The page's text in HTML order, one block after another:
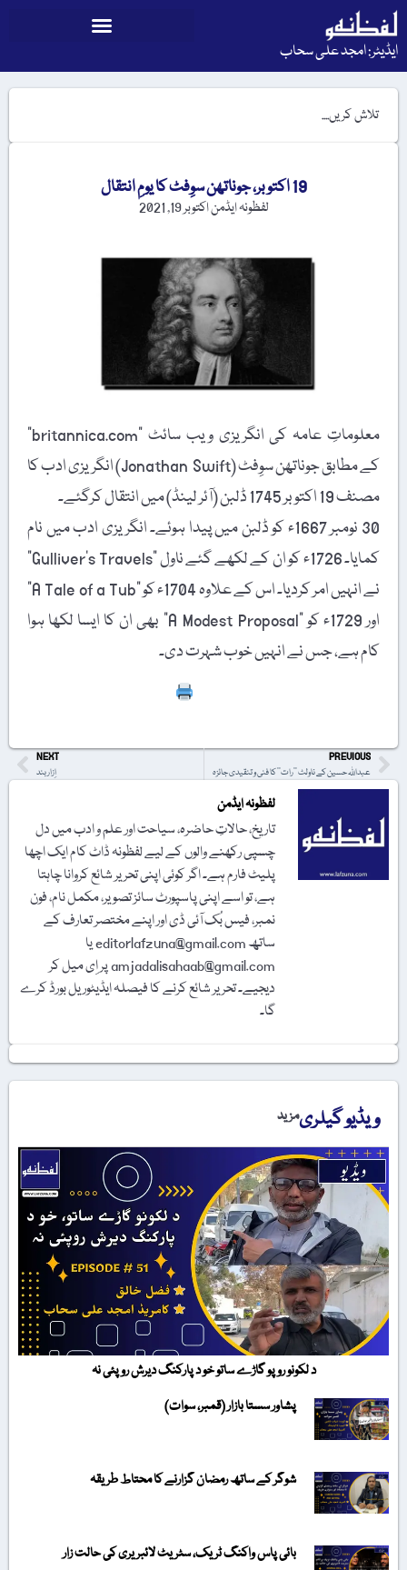
ایڈیٹر: امجد علی سحاب
19 اکتوبر، جوناتھن سوِفٹ کا یومِ انتقال
لفظونہ ایڈمناکتوبر 19, 2021
معلوماتِ عامہ کی انگریزی ویب سائٹ "britannica.com”
کے مطابق جوناتھن سوِفٹ (Jonathan Swift) انگریزی ادب کا
مصنف 19 اکتوبر 1745 ڈلبن (آئر لینڈ) میں انتقال کرگئے۔
30 نومبر 1667ء کو ڈلبن میں پیدا ہوئے۔ انگریزی ادب میں نام
کمایا۔ 1726ء کو ان کے لکھے گئے ناول "Gulliver’s Travels”
نے انہیں امر کردیا۔ اس کے علاوہ 1704ء کو "A Tale of a Tub”
اور 1729ء کو "A Modest Proposal” بھی ان کا ایسا لکھا ہوا
کام ہے، جس نے انہیں خوب شہرت دی۔
PREVIOUS
عبداللہ حسین کے ناولٹ ’’رات‘‘ کا فنی و تنقیدی جائزہ
NEXT
اِزار بند
لفظونہ ایڈمن
تاریخ، حالاتِ حاضرہ، سیاحت اور علم و ادب میں دل
چسپی رکھنے والوں کے لیے لفظونہ ڈاٹ کام ایک اچھا
پلیٹ فارم ہے۔ اگر کوئی اپنی تحریر شائع کروانا چاہتا
ہے، تو اسے اپنی پاسپورٹ سائز تصویر، مکمل نام، فون
نمبر، فیس بُک آئی ڈی اور اپنے مختصر تعارف کے
ساتھ editorlafzuna@gmail.com یا
amjadalisahaab@gmail.com پر اِی میل کر
دیجیے۔ تحریر شائع کرنے کا فیصلہ ایڈیٹوریل بورڈ کرے
گا۔
ویڈیو گیلریمزید
د لکونو روپو گاڑے ساتو خو د پارکنگ دیرش روپئی نہ
پشاور سستا بازار (قمبر، سوات)
شوگر کے ساتھ رمضان گزارنے کا محتاط طریقہ
بائی پاس واکنگ ٹریک، سٹریٹ لائبریری کی حالت زار